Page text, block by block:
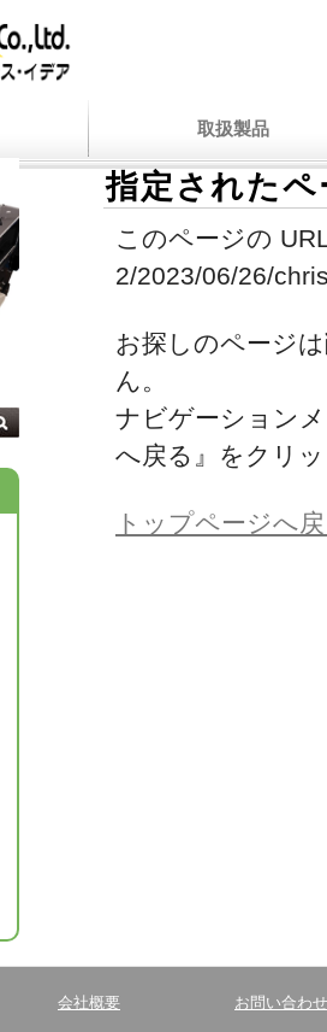
取扱製品
指定された
このページの
2/2023/06/26/
お探しのページ
ん。
ナビゲーション
へ戻る』をクリ
トップページへ
会社概要 お問い合わせ